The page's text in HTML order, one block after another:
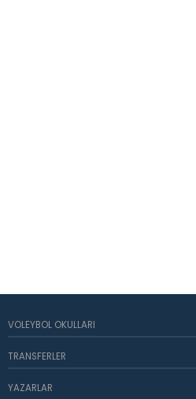
VOLEYBOL OKULLARI
TRANSFERLER
YAZARLAR